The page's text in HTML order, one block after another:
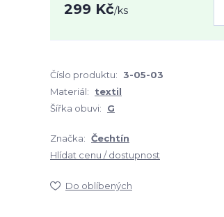
299 Kč/ks
Číslo produktu: 3-05-03
Materiál:
textil
Šířka obuvi:
G
Značka: Čechtín
Hlídat cenu / dostupnost
Do oblíbených